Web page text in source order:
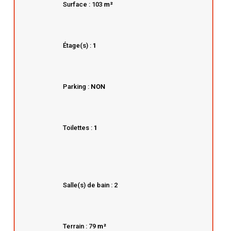
Surface : 103 m²
Étage(s) : 1
Parking : NON
Toilettes : 1
Salle(s) de bain : 2
Terrain : 79 m²